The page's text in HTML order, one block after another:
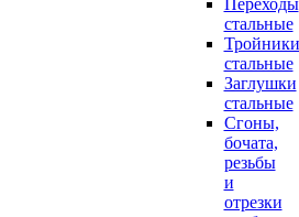
Переходы
стальные
Тройники
стальные
Заглушки
стальные
Сгоны,
бочата,
резьбы
и
отрезки